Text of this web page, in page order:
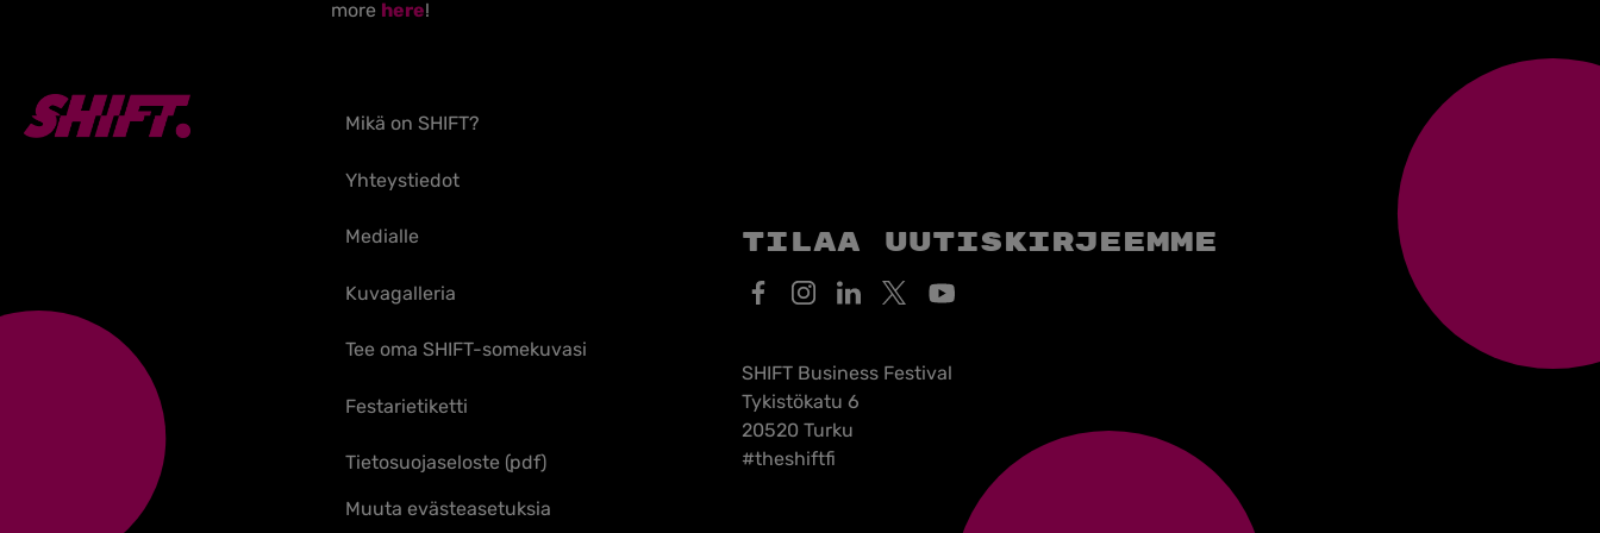
more here!
Mikä on SHIFT?
Yhteystiedot
Medialle
Kuvagalleria
Tee oma SHIFT-somekuvasi
Festarietiketti
Tietosuojaseloste (pdf)
Muuta evästeasetuksia
Tilaa uutiskirjeemme
SHIFT Business Festival
Tykistökatu 6
20520 Turku
#theshiftfi